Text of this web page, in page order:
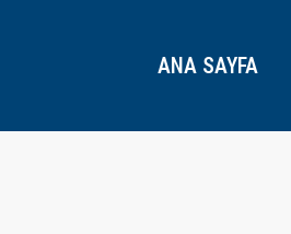
ANA SAYFA